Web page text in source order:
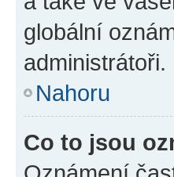
globální
administrátoři.
Nahoru
Co to jsou